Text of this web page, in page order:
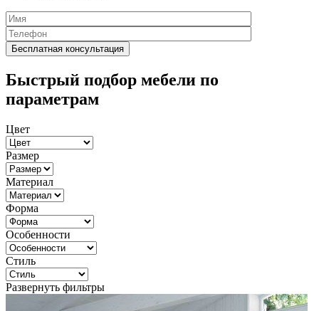
Быстрый подбор мебели по
параметрам
Цвет
Размер
Материал
Форма
Особенности
Стиль
Развернуть фильтры